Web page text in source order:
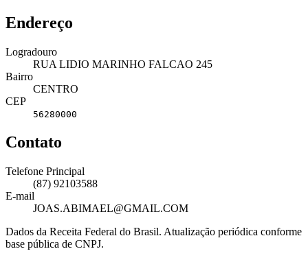
Endereço
Logradouro
RUA LIDIO MARINHO FALCAO 245
Bairro
CENTRO
CEP
56280000
Contato
Telefone Principal
(87) 92103588
E-mail
JOAS.ABIMAEL@GMAIL.COM
Dados da Receita Federal do Brasil. Atualização periódica conforme
base pública de CNPJ.